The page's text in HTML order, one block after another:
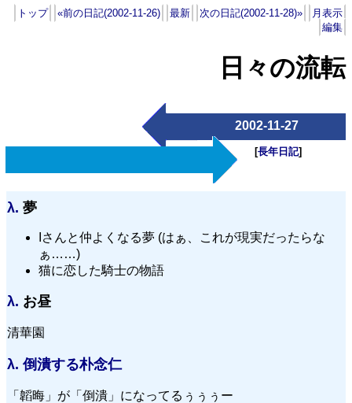
トップ «前の日記(2002-11-26) 最新 次の日記(2002-11-28)»
月表示
編集
日々の流転
2002-11-27
[長年日記]
λ. 夢
Iさんと仲よくなる夢 (はぁ、これが現実だったらな
ぁ……)
猫に恋した騎士の物語
λ. お昼
清華園
λ. 倒潰する朴念仁
「韜晦」が「倒潰」になってるぅぅぅー